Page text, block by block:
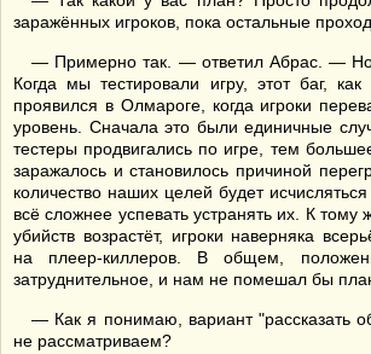
заражённых игроков, пока остальные
— Примерно так. — ответил Абрас. — Но
Когда мы тестировали игру, этот баг,
проявился в Олмароге, когда игроки
уровень. Сначала это были единичные
тестеры продвигались по игре, тем
заражалось и становилось причиной
количество наших целей будет
всё сложнее успевать устранять их. К тому
убийств возрастёт, игроки наверняка
на плеер-киллеров. В общем,
затруднительное, и нам не помешал бы
— Как я понимаю, вариант "рассказать
не рассматриваем?